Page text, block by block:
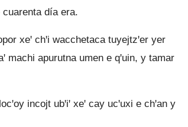
cuarenta día era.
xeꞌ chꞌi wacchetaca tuyejtzꞌer yer
machi apurutna umen e qꞌuin, y tamar
incojt ubꞌiꞌ xeꞌ cay ucꞌuxi e chꞌan y